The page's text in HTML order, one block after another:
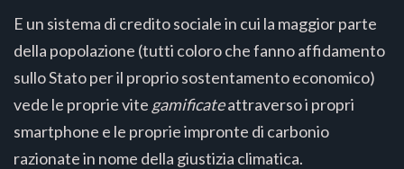
E un sistema di credito sociale in cui la maggior parte
della popolazione (tutti coloro che fanno affidamento
sullo Stato per il proprio sostentamento economico)
vede le proprie vite gamificateattraverso i propri
smartphone e le proprie impronte di carbonio
razionate in nome della giustizia climatica.